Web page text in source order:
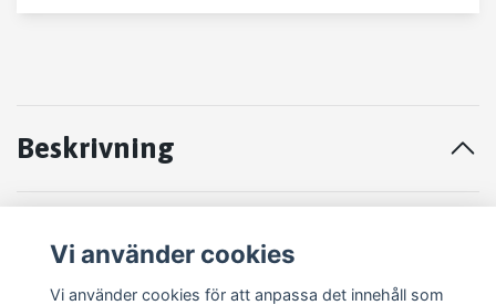
Beskrivning
Vi använder cookies
Vi använder cookies för att anpassa det innehåll som